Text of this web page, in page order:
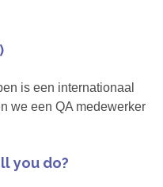
is een internationaal
we een QA medewerker
you do?